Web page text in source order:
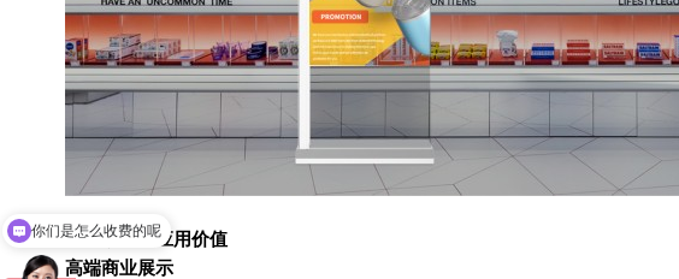
三、场景化应用价值
高端商业展示
你们是怎么收费的呢